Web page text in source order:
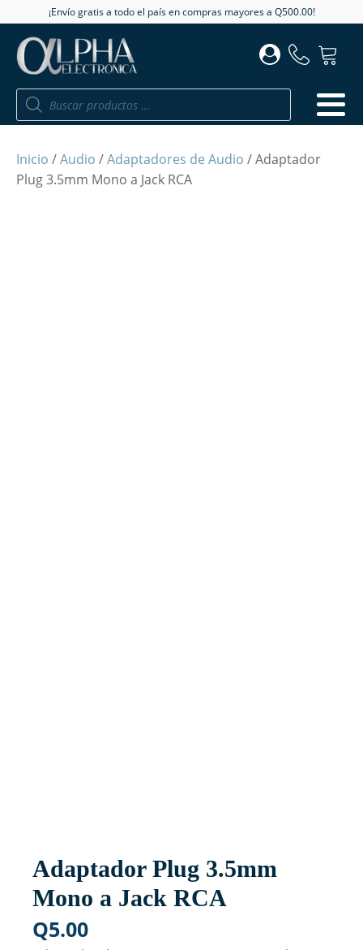
¡Envío gratis a todo el país en compras mayores a Q500.00!
Búsqueda
productos
Inicio /Audio /Adaptadores de Audio / Adaptador
Plug 3.5mm Mono a Jack RCA
Adaptador Plug 3.5mm
Mono a Jack RCA
Q5.00